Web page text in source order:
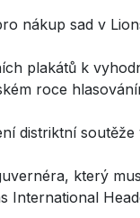
nákup sad v
plakátů k
roce
distriktní
který
International